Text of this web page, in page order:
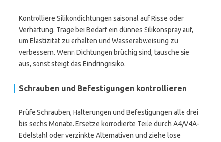
Kontrolliere Silikondichtungen saisonal auf Risse oder
Verhärtung. Trage bei Bedarf ein dünnes Silikonspray auf,
um Elastizität zu erhalten und Wasserabweisung zu
verbessern. Wenn Dichtungen brüchig sind, tausche sie
aus, sonst steigt das Eindringrisiko.
Schrauben und Befestigungen kontrollieren
Prüfe Schrauben, Halterungen und Befestigungen alle drei
bis sechs Monate. Ersetze korrodierte Teile durch A4/V4A-
Edelstahl oder verzinkte Alternativen und ziehe lose